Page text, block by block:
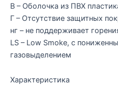
В – Оболочка из ПВХ
Г – Отсутствие защитных
нг – не поддерживает
LS – Low Smoke, с
газовыделением
Характеристика